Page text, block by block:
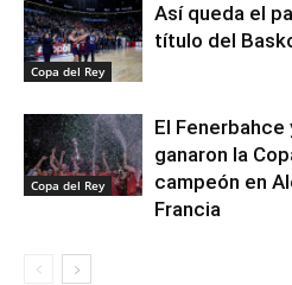
Copa del Rey
Así queda el
título del
Copa del Rey
El Fenerbahce
ganaron la
campeón en
Francia